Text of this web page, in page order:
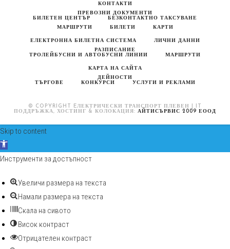
КОНТАКТИ
ПРЕВОЗНИ ДОКУМЕНТИ
БИЛЕТЕН ЦЕНТЪР
БЕЗКОНТАКТНО ТАКСУВАНЕ
МАРШРУТИ
БИЛЕТИ КАРТИ
ЕЛЕКТРОННА БИЛЕТНА СИСТЕМА
ЛИЧНИ ДАННИ
РАЗПИСАНИЕ
ТРОЛЕЙБУСНИ И АВТОБУСНИ ЛИНИИ
МАРШРУТИ
КАРТА НА САЙТА
ДЕЙНОСТИ
ТЪРГОВЕ
КОНКУРСИ УСЛУГИ И РЕКЛАМИ
© COPYRIGHT EЛЕКТРИЧЕСКИ ТРАНСПОРТ ПЛЕВЕН | IT
ПОДДРЪЖКА, ХОСТИНГ & КОЛОКАЦИЯ: АЙТИСЪРВИС 2009 ЕООД
Skip to content
Open toolbar
Инструменти за достъпност
Увеличи размера на текста
Намали размера на текста
Скала на сивото
Висок контраст
Отрицателен контраст